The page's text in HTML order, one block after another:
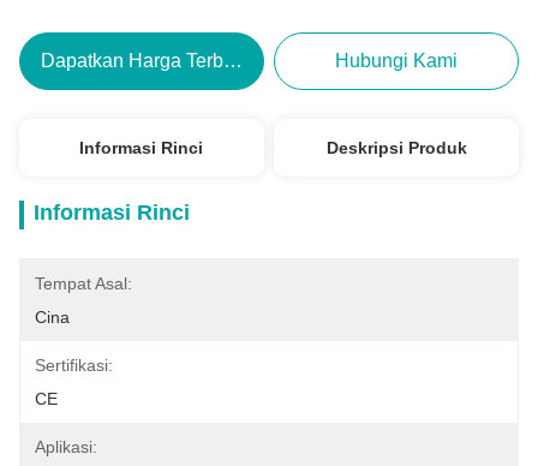
Dapatkan Harga Terbaik Hubungi Kami
Informasi Rinci Deskripsi Produk
Informasi Rinci
Tempat Asal:
Cina
Sertifikasi:
CE
Aplikasi: